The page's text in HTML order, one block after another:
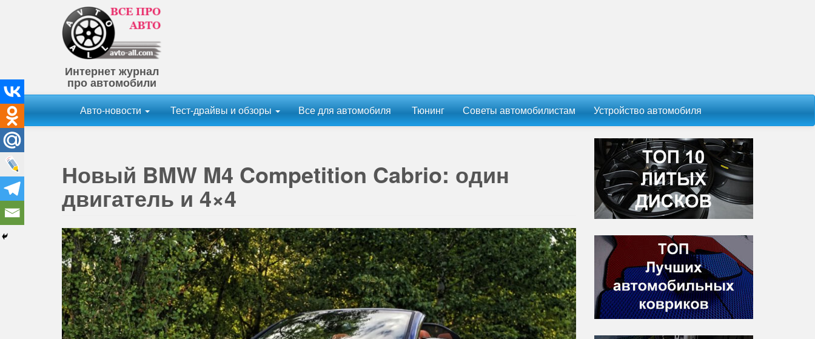
Интернет журнал
про автомобили
Авто-новости Тест-драйвы и обзоры Все для автомобиля Тюнинг Советы автомобилистам Устройство автомобиля
Новый BMW M4 Competition Cabrio: один
двигатель и 4×4